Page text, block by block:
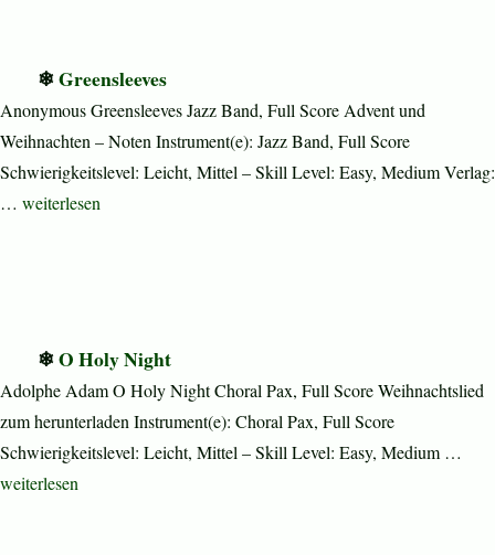
Greensleeves
Anonymous Greensleeves Jazz Band, Full Score Advent und
Weihnachten – Noten Instrument(e): Jazz Band, Full Score
Schwierigkeitslevel: Leicht, Mittel – Skill Level: Easy, Medium Verlag:
… „Greensleeves“
weiterlesen
O Holy Night
Adolphe Adam O Holy Night Choral Pax, Full Score Weihnachtslied
zum herunterladen Instrument(e): Choral Pax, Full Score
Schwierigkeitslevel: Leicht, Mittel – Skill Level: Easy, Medium …
„O Holy Night“
weiterlesen